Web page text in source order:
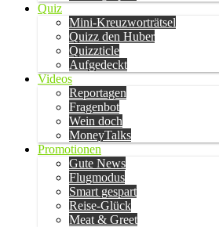
Quiz
Mini-Kreuzworträtsel
Quizz den Huber
Quizzticle
Aufgedeckt
Videos
Reportagen
Fragenbot
Wein doch
MoneyTalks
Promotionen
Gute News
Flugmodus
Smart gespart
Reise-Glück
Meat & Greet